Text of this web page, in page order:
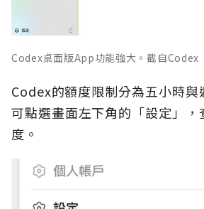
Codex桌面版App功能強大。截自Codex
Codex的額度限制分為五小時與
可點選畫面左下角的「設定」，
度。